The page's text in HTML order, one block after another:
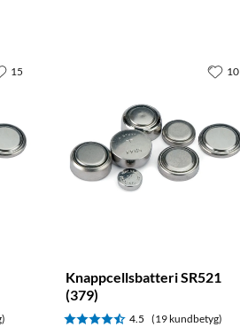
15
Knappcellsbatteri SR521
(379)
4.5 (19 kundbetyg)
10